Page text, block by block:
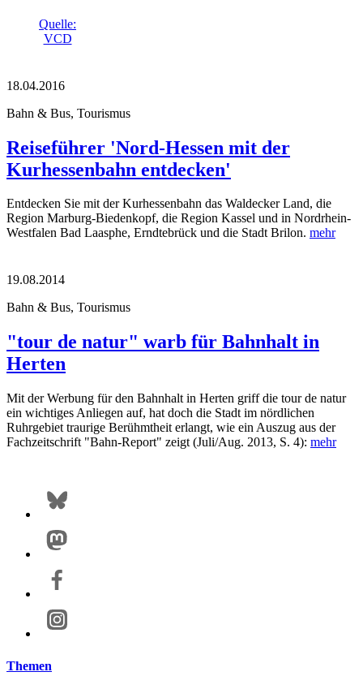
Quelle:
VCD
18.04.2016
Bahn & Bus, Tourismus
Reiseführer 'Nord-Hessen mit der
Kurhessenbahn entdecken'
Entdecken Sie mit der Kurhessenbahn das Waldecker Land, die
Region Marburg-Biedenkopf, die Region Kassel und in Nordrhein-
Westfalen Bad Laasphe, Erndtebrück und die Stadt Brilon. mehr
19.08.2014
Bahn & Bus, Tourismus
"tour de natur" warb für Bahnhalt in
Herten
Mit der Werbung für den Bahnhalt in Herten griff die tour de natur
ein wichtiges Anliegen auf, hat doch die Stadt im nördlichen
Ruhrgebiet traurige Berühmtheit erlangt, wie ein Auszug aus der
Fachzeitschrift "Bahn-Report" zeigt (Juli/Aug. 2013, S. 4): mehr
Themen